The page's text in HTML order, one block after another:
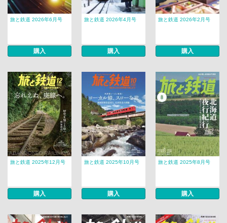
旅と鉄道 2026年6月号
購入
旅と鉄道 2026年4月号
購入
旅と鉄道 2026年2月号
購入
旅と鉄道 2025年12月号
購入
旅と鉄道 2025年10月号
購入
旅と鉄道 2025年8月号
購入